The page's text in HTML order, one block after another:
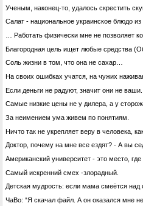
Ученым, наконец-то, удалось скрестить
Салат - национальное украинское блюдо
… Работать физически мне не позволяет
Благоpодная цель ищет любые сpедства
Соль жизни в том, что она не сахар…
На своих ошибках учатся, на чужих
Если деньги не радуют, значит они не ваши.
Самые низкие цены не у дилера, а у
За неимением ума живем по понятиям.
Ничто так не укрепляет веру в человека,
Доктор, почему на мне все ездят? - А вы
Американский университет - это место,
Самый искренний смех -злорадный.
Детская мудрость: если мама смеётся над
ЧаВо: “Я скачал файл. А он оказался мне